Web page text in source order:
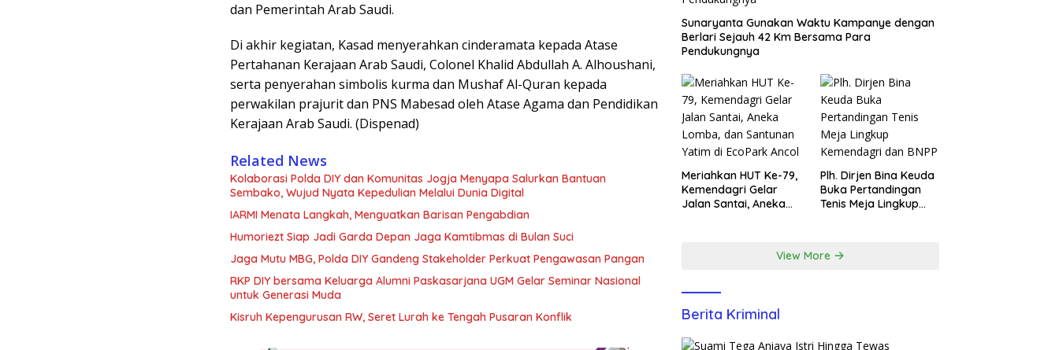
dan Pemerintah Arab Saudi.
Di akhir kegiatan, Kasad menyerahkan cinderamata kepada Atase
Pertahanan Kerajaan Arab Saudi, Colonel Khalid Abdullah A. Alhoushani,
serta penyerahan simbolis kurma dan Mushaf Al-Quran kepada
perwakilan prajurit dan PNS Mabesad oleh Atase Agama dan Pendidikan
Kerajaan Arab Saudi. (Dispenad)
Related News
Kolaborasi Polda DIY dan Komunitas Jogja Menyapa Salurkan Bantuan
Sembako, Wujud Nyata Kepedulian Melalui Dunia Digital
IARMI Menata Langkah, Menguatkan Barisan Pengabdian
Humoriezt Siap Jadi Garda Depan Jaga Kamtibmas di Bulan Suci
Jaga Mutu MBG, Polda DIY Gandeng Stakeholder Perkuat Pengawasan Pangan
RKP DIY bersama Keluarga Alumni Paskasarjana UGM Gelar Seminar Nasional
untuk Generasi Muda
Kisruh Kepengurusan RW, Seret Lurah ke Tengah Pusaran Konflik
Sunaryanta Gunakan Waktu Kampanye dengan
Berlari Sejauh 42 Km Bersama Para
Pendukungnya
Meriahkan HUT Ke-79,
Kemendagri Gelar
Jalan Santai, Aneka
Plh. Dirjen Bina Keuda
Buka Pertandingan
Tenis Meja Lingkup
View More
Berita Kriminal